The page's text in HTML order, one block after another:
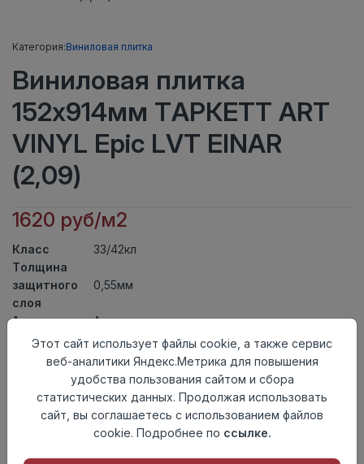
Категория:Виниловая плитка
Виниловая плитка
152x914мм ТАРКЕТТ ART
VINYL Epic LVT EINAR
(2,09)
1620 руб/м2
Класс
33/42кл
Толщина
защитного
слоя
0,55мм
АктуальностьАктуален
Толщина
2,7мм
Размер
152x914мм
Теплый пол
до +27 градусов
Способ
На клей
Этот сайт использует файлы cookie, а также сервис
веб-аналитики Яндекс.Метрика для повышения
удобства пользования сайтом и сбора
статистических данных. Продолжая использовать
сайт, вы соглашаетесь с использованием файлов
cookie. Подробнее по ссылке.